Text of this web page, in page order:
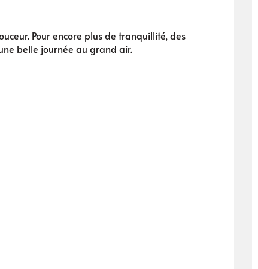
Pour encore plus de tranquillité, des
belle journée au grand air.